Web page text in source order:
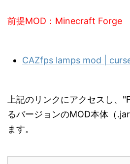
前提MOD：Minecraft Forge
CAZfps lamps mod |
上記のリンクにアクセスし、
るバージョンのMOD本体（
ます。